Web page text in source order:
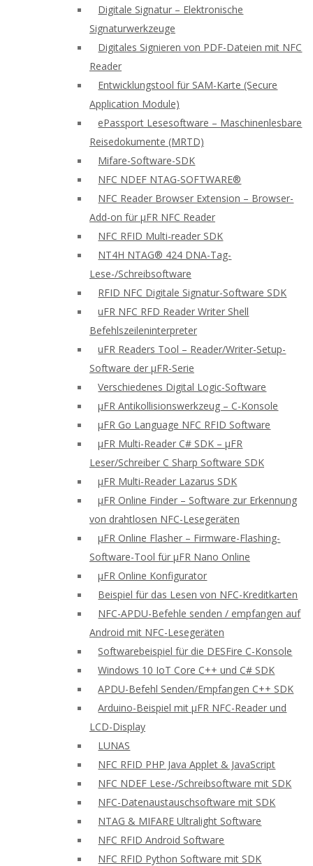
Digitale Signatur – Elektronische
Signaturwerkzeuge
Digitales Signieren von PDF-Dateien mit NFC
Reader
Entwicklungstool für SAM-Karte (Secure
Application Module)
ePassport Lesesoftware – Maschinenlesbare
Reisedokumente (MRTD)
Mifare-Software-SDK
NFC NDEF NTAG-SOFTWARE®
NFC Reader Browser Extension – Browser-
Add-on für μFR NFC Reader
NFC RFID Multi-reader SDK
NT4H NTAG® 424 DNA-Tag-
Lese-/Schreibsoftware
RFID NFC Digitale Signatur-Software SDK
uFR NFC RFD Reader Writer Shell
Befehlszeileninterpreter
uFR Readers Tool – Reader/Writer-Setup-
Software der μFR-Serie
Verschiedenes Digital Logic-Software
μFR Antikollisionswerkzeug – C-Konsole
μFR Go Language NFC RFID Software
μFR Multi-Reader C# SDK – μFR
Leser/Schreiber C Sharp Software SDK
μFR Multi-Reader Lazarus SDK
μFR Online Finder – Software zur Erkennung
von drahtlosen NFC-Lesegeräten
μFR Online Flasher – Firmware-Flashing-
Software-Tool für μFR Nano Online
μFR Online Konfigurator
Beispiel für das Lesen von NFC-Kreditkarten
NFC-APDU-Befehle senden / empfangen auf
Android mit NFC-Lesegeräten
Softwarebeispiel für die DESFire C-Konsole
Windows 10 IoT Core C++ und C# SDK
APDU-Befehl Senden/Empfangen C++ SDK
Arduino-Beispiel mit μFR NFC-Reader und
LCD-Display
LUNAS
NFC RFID PHP Java Applet & JavaScript
NFC NDEF Lese-/Schreibsoftware mit SDK
NFC-Datenaustauschsoftware mit SDK
NTAG & MIFARE Ultralight Software
NFC RFID Android Software
NFC RFID Python Software mit SDK